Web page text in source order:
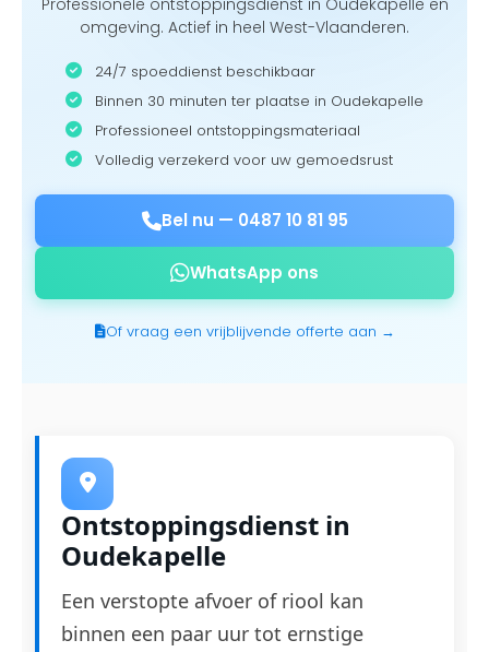
Professionele ontstoppingsdienst in Oudekapelle en
omgeving. Actief in heel West-Vlaanderen.
24/7 spoeddienst beschikbaar
Binnen 30 minuten ter plaatse in Oudekapelle
Professioneel ontstoppingsmateriaal
Volledig verzekerd voor uw gemoedsrust
Bel nu — 0487 10 81 95
WhatsApp ons
Of vraag een vrijblijvende offerte aan →
Ontstoppingsdienst in
Oudekapelle
Een verstopte afvoer of riool kan
binnen een paar uur tot ernstige